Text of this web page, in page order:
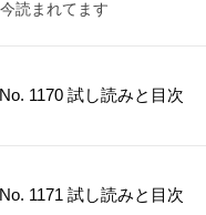
今読まれてます
1170 試し読みと目次
1171 試し読みと目次